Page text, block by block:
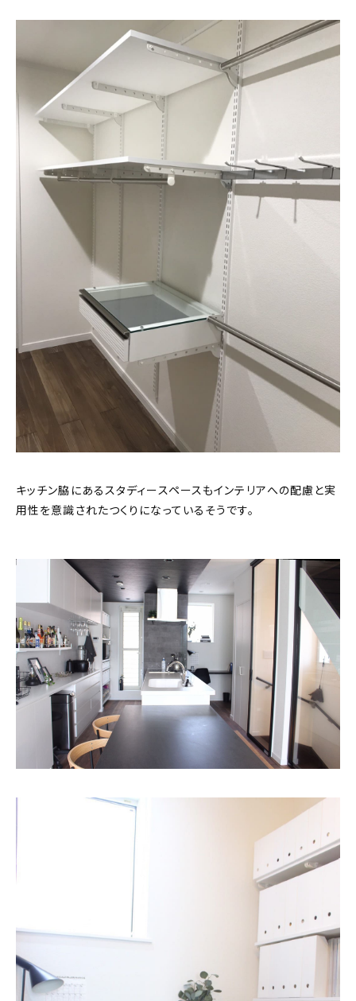
キッチン脇にあるスタディースペースもインテリアへの配慮と実
用性を意識されたつくりになっているそうです。